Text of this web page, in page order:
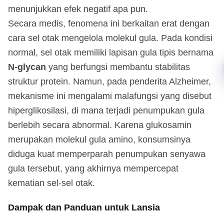
menunjukkan efek negatif apa pun.
Secara medis, fenomena ini berkaitan erat dengan
cara sel otak mengelola molekul gula. Pada kondisi
normal, sel otak memiliki lapisan gula tipis bernama
N-glycan yang berfungsi membantu stabilitas
struktur protein. Namun, pada penderita Alzheimer,
mekanisme ini mengalami malafungsi yang disebut
hiperglikosilasi, di mana terjadi penumpukan gula
berlebih secara abnormal. Karena glukosamin
merupakan molekul gula amino, konsumsinya
diduga kuat memperparah penumpukan senyawa
gula tersebut, yang akhirnya mempercepat
kematian sel-sel otak.
Dampak dan Panduan untuk Lansia